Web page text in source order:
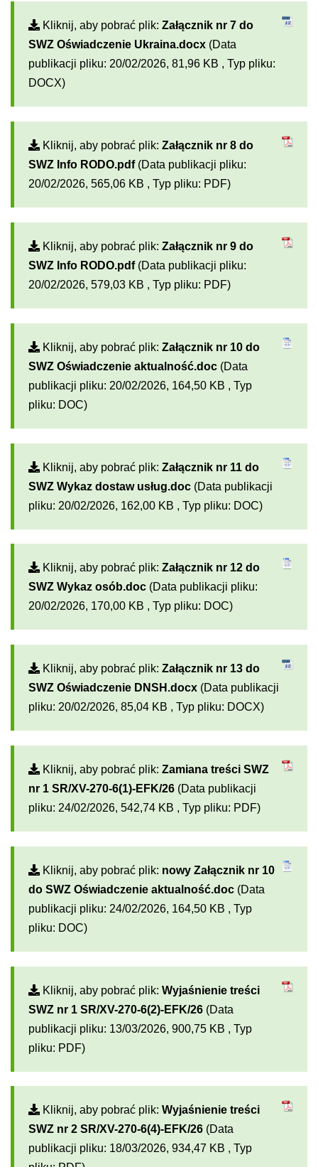
Kliknij, aby pobrać plik: Załącznik nr 7 do
SWZ Oświadczenie Ukraina.docx (Data
publikacji pliku: 20/02/2026, 81,96 KB , Typ pliku:
DOCX)
Kliknij, aby pobrać plik: Załącznik nr 8 do
SWZ Info RODO.pdf(Data publikacji pliku:
20/02/2026, 565,06 KB , Typ pliku: PDF)
Kliknij, aby pobrać plik: Załącznik nr 9 do
SWZ Info RODO.pdf(Data publikacji pliku:
20/02/2026, 579,03 KB , Typ pliku: PDF)
Kliknij, aby pobrać plik: Załącznik nr 10 do
SWZ Oświadczenie aktualność.doc (Data
publikacji pliku: 20/02/2026, 164,50 KB , Typ
pliku: DOC)
Kliknij, aby pobrać plik: Załącznik nr 11 do
SWZ Wykaz dostaw usług.doc (Data publikacji
pliku: 20/02/2026, 162,00 KB , Typ pliku: DOC)
Kliknij, aby pobrać plik: Załącznik nr 12 do
SWZ Wykaz osób.doc (Data publikacji pliku:
20/02/2026, 170,00 KB , Typ pliku: DOC)
Kliknij, aby pobrać plik: Załącznik nr 13 do
SWZ Oświadczenie DNSH.docx (Data publikacji
pliku: 20/02/2026, 85,04 KB , Typ pliku: DOCX)
Kliknij, aby pobrać plik: Zamiana treści SWZ
nr 1 SR/XV-270-6(1)-EFK/26 (Data publikacji
pliku: 24/02/2026, 542,74 KB , Typ pliku: PDF)
Kliknij, aby pobrać plik: nowy Załącznik nr 10
do SWZ Oświadczenie aktualność.doc (Data
publikacji pliku: 24/02/2026, 164,50 KB , Typ
pliku: DOC)
Kliknij, aby pobrać plik: Wyjaśnienie treści
SWZ nr 1 SR/XV-270-6(2)-EFK/26 (Data
publikacji pliku: 13/03/2026, 900,75 KB , Typ
pliku: PDF)
Kliknij, aby pobrać plik: Wyjaśnienie treści
SWZ nr 2 SR/XV-270-6(4)-EFK/26 (Data
publikacji pliku: 18/03/2026, 934,47 KB , Typ